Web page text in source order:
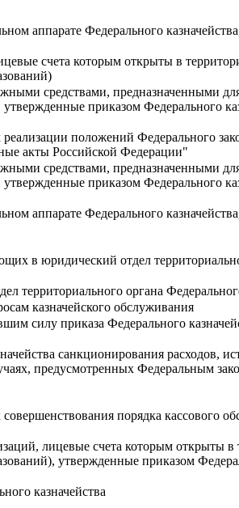
аппарате Федерального
счета которым открыты в
средствами, предназначенными
приказом Федерального
положений Федерального
акты Российской Федерации"
средствами, предназначенными
приказом Федерального
аппарате Федерального
в юридический отдел
территориального органа
казначейского обслуживания
силу приказа Федерального
санкционирования расходов,
предусмотренных Федеральным
порядка кассового
лицевые счета которым открыты в
утвержденные приказом
казначейства